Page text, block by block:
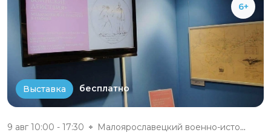
6+
Выставка бесплатно
9 авг 10:00 - 17:30 Малоярославецкий военно-истори...